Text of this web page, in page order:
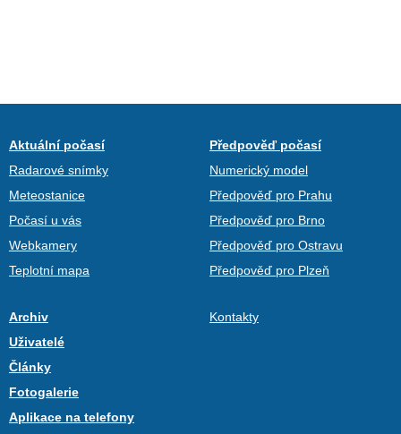
Aktuální počasí
Radarové snímky
Meteostanice
Počasí u vás
Webkamery
Teplotní mapa
Předpověď počasí
Numerický model
Předpověď pro Prahu
Předpověď pro Brno
Předpověď pro Ostravu
Předpověď pro Plzeň
Archiv
Uživatelé
Články
Fotogalerie
Aplikace na telefony
Kontakty